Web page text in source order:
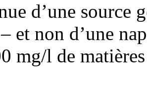
d’une source
et non d’une
mg/l de